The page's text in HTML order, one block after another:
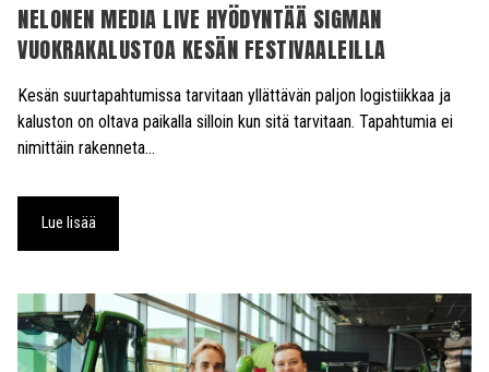
NELONEN MEDIA LIVE HYÖDYNTÄÄ SIGMAN
VUOKRAKALUSTOA KESÄN FESTIVAALEILLA
Kesän suurtapahtumissa tarvitaan yllättävän paljon logistiikkaa ja
kaluston on oltava paikalla silloin kun sitä tarvitaan. Tapahtumia ei
nimittäin rakenneta…
Lue lisää